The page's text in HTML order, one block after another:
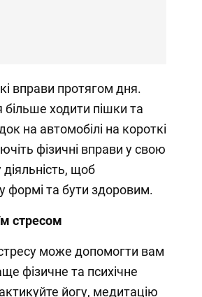
вправи протягом дня.
ходити пішки та
на автомобілі на короткі
фізичні вправи у свою
щоб
формі та бути здоровим.
стресом
може допомогти вам
фізичне та психічне
йогу, медитацію